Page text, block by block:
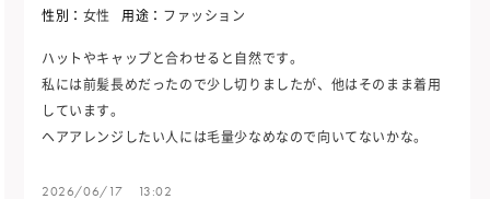
性別： 女性 用途： ファッション
ハットやキャップと合わせると自然です。
私には前髪長めだったので少し切りましたが、他はそのまま着用
しています。
ヘアアレンジしたい人には毛量少なめなので向いてないかな。
2026/06/17 13:02